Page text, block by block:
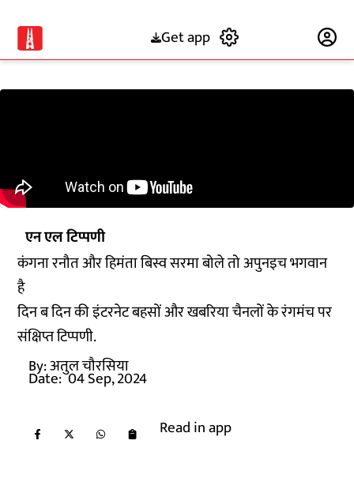
Get app
एन एल टिप्पणी
कंगना रनौत और हिमंता बिस्व सरमा बोले तो अपुनइच भगवान
है
दिन ब दिन की इंटरनेट बहसों और खबरिया चैनलों के रंगमंच पर
संक्षिप्त टिप्पणी.
By:अतुल चौरसिया
Date: 04 Sep, 2024
Read in app